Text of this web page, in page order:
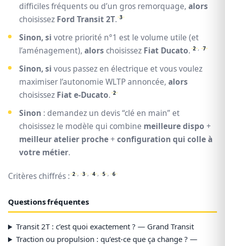
difficiles fréquents ou d’un gros remorquage, alors
choisissez Ford Transit 2T. 3
Sinon, si votre priorité n°1 est le volume utile (et
l’aménagement), alors choisissez Fiat Ducato. 2 , 7
Sinon, si vous passez en électrique et vous voulez
maximiser l’autonomie WLTP annoncée, alors
choisissez Fiat e-Ducato. 2
Sinon : demandez un devis “clé en main” et
choisissez le modèle qui combine meilleure dispo +
meilleur atelier proche+ configuration qui colle à
votre métier.
Critères chiffrés : 2 , 3 , 4 , 5 , 6
Questions fréquentes
Transit 2T : c’est quoi exactement ? — Grand Transit
Traction ou propulsion : qu’est-ce que ça change ? —